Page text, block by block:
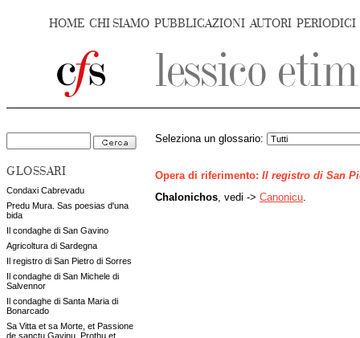
HOME CHI SIAMO PUBBLICAZIONI AUTORI PERIODICI
GLOSSARI
Condaxi Cabrevadu
Predu Mura. Sas poesias d'una
bida
Il condaghe di San Gavino
Agricoltura di Sardegna
Il registro di San Pietro di Sorres
Il condaghe di San Michele di
Salvennor
Il condaghe di Santa Maria di
Bonarcado
Sa Vitta et sa Morte, et Passione
de sanctu Gavinu, Prothu et
Seleziona un glossario:
Opera di riferimento: Il registro di San
Chalonichos , vedi -> Canonicu